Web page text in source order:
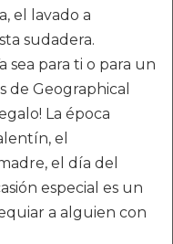
el lavado a
sudadera.
sea para ti o para un
de Geographical
La época
el
el día del
especial es un
a alguien con